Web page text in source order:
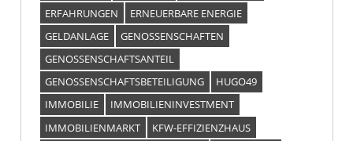
ERFAHRUNGEN
ERNEUERBARE ENERGIE
GELDANLAGE
GENOSSENSCHAFTEN
GENOSSENSCHAFTSANTEIL
GENOSSENSCHAFTSBETEILIGUNG
HUGO49
IMMOBILIE
IMMOBILIENINVESTMENT
IMMOBILIENMARKT
KFW-EFFIZIENZHAUS